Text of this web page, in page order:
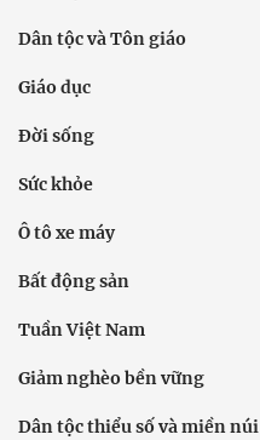
Dân tộc và Tôn giáo
Giáo dục
Đời sống
Sức khỏe
Ô tô xe máy
Bất động sản
Tuần Việt Nam
Giảm nghèo bền vững
Dân tộc thiểu số và miền núi